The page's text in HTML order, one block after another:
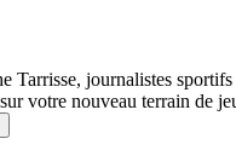
Tarrisse, journalistes
votre nouveau terrain de